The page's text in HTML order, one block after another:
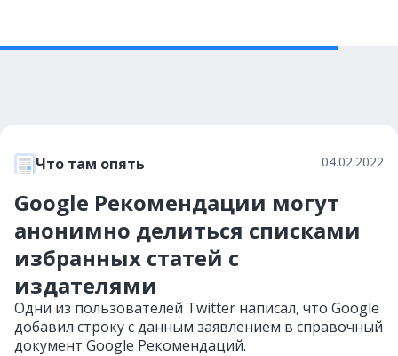
Что там опять 04.02.2022
Google Рекомендации могут
анонимно делиться списками
избранных статей с
издателями
Одни из пользователей Twitter написал, что Google
добавил строку с данным заявлением в справочный
документ Google Рекомендаций.